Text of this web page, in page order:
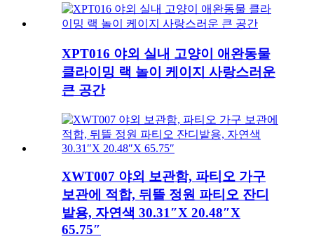
XPT016 야외 실내 고양이 애완동물
클라이밍 랙 놀이 케이지 사랑스러운
큰 공간
XWT007 야외 보관함, 파티오 가구
보관에 적합, 뒤뜰 정원 파티오 잔디
밭용, 자연색 30.31″X 20.48″X
65.75″